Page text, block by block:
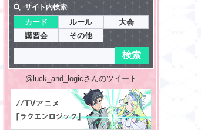
サイト内検索
カード ルール
大会
講習会
その他
@luck_and_logicさんのツイート